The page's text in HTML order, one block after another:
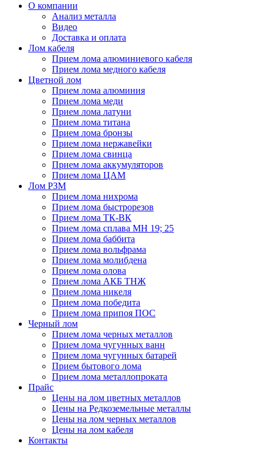
О компании
Анализ металла
Видео
Доставка и оплата
Лом кабеля
Прием лома алюминиевого кабеля
Прием лома медного кабеля
Цветной лом
Прием лома алюминия
Прием лома меди
Прием лома латуни
Прием лома титана
Прием лома бронзы
Прием лома нержавейки
Прием лома свинца
Прием лома аккумуляторов
Прием лома ЦАМ
Лом РЗМ
Прием лома нихрома
Прием лома быстрорезов
Прием лома ТК-ВК
Прием лома сплава МН 19; 25
Прием лома баббита
Прием лома вольфрама
Прием лома молибдена
Прием лома олова
Прием лома АКБ ТНЖ
Прием лома никеля
Прием лома победита
Прием лома припоя ПОС
Черный лом
Прием лома черных металлов
Прием лома чугунных ванн
Прием лома чугунных батарей
Прием бытового лома
Прием лома металлопроката
Прайс
Цены на лом цветных металлов
Цены на Редкоземельные металлы
Цены на лом черных металлов
Цены на лом кабеля
Контакты